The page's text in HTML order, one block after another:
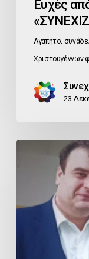
Ευχές
Αγαπητοί
Χριστουγέννων
23
Πιερρακάκη
Προεδρία